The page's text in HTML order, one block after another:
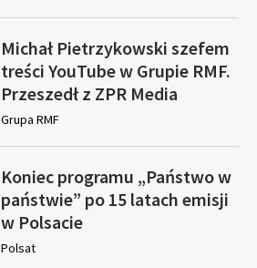
Michał Pietrzykowski szefem
treści YouTube w Grupie RMF.
Przeszedł z ZPR Media
Grupa RMF
Koniec programu „Państwo w
państwie” po 15 latach emisji
w Polsacie
Polsat